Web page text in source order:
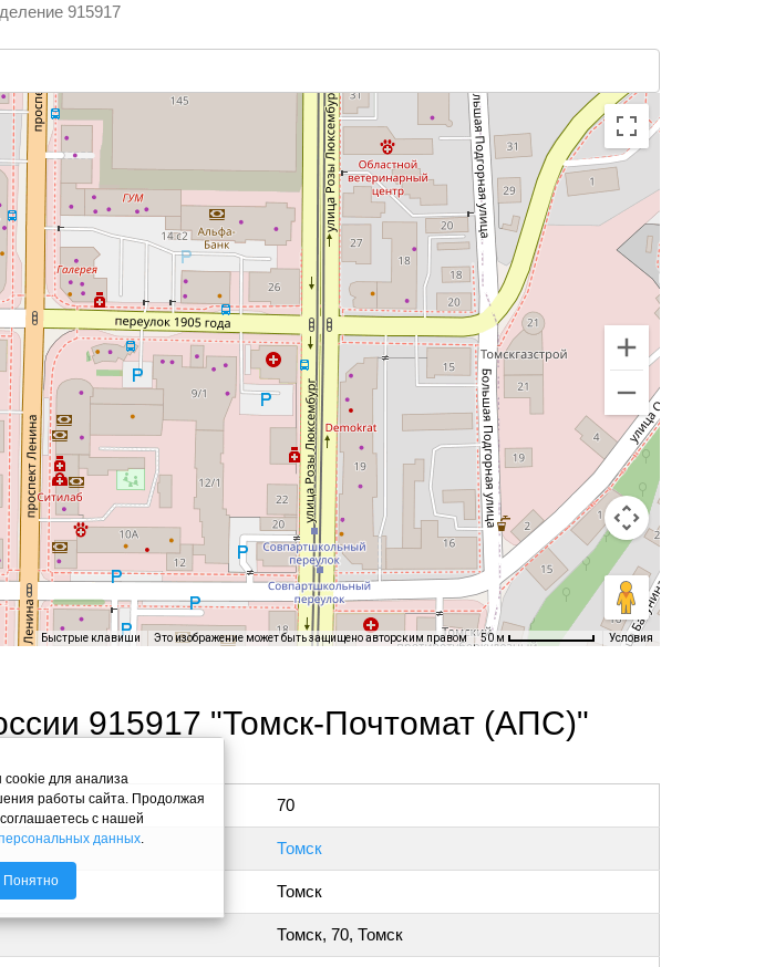
915917
Быстрые клавиши Это изображение может быть защищено авторским правом 50 м Условия
915917 "Томск-Почтомат (АПС)"
70
Томск
Томск
Томск, 70, Томск
для анализа
работы сайта. Продолжая
с нашей
данных.
Понятно